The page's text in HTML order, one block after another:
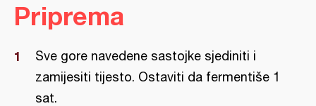
Priprema
Sve gore navedene sastojke sjediniti i
zamijesiti tijesto. Ostaviti da fermentiše 1
sat.